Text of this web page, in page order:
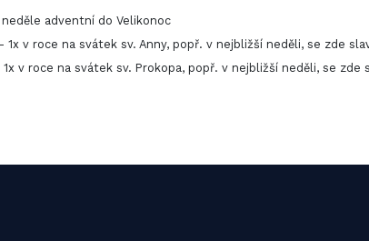
adventní do Velikonoc
1x v roce na svátek sv. Anny, popř. v nejbližší neděli, se zde
1x v roce na svátek sv. Prokopa, popř. v nejbližší neděli, se zde